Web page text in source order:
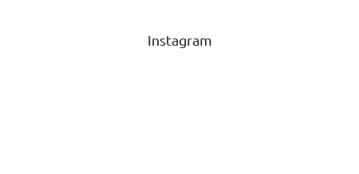
Instagram